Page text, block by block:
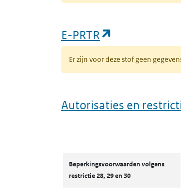
E-PRTR
Er zijn voor deze stof geen
Autorisaties en
Beperkingsvoorwaarden volgens
restrictie 28, 29 en 30